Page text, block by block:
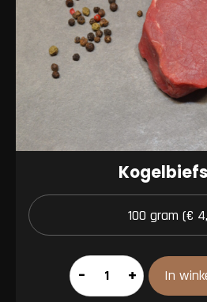
Kogelbiefstuk
aantal
– + In